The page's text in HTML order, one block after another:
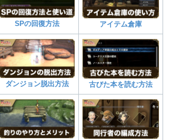
SPの回復方法 アイテム倉庫
ダンジョン脱出方法 古びた本を読む方法